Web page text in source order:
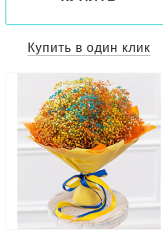
Купить в один клик